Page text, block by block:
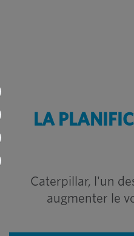
LA
Caterpillar, l'un
augmenter le